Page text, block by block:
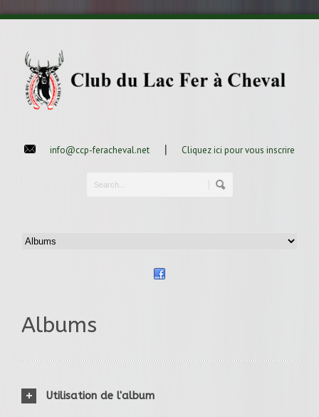
info@ccp-feracheval.net | Cliquez ici pour vous inscrire
Albums
Utilisation de l'album